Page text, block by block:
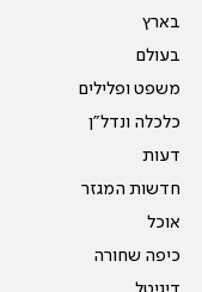
בארץ
בעולם
משפט ופלילים
כלכלה ונדל"ן
דעות
חדשות המגזר
אוכל
כיפה שחורה